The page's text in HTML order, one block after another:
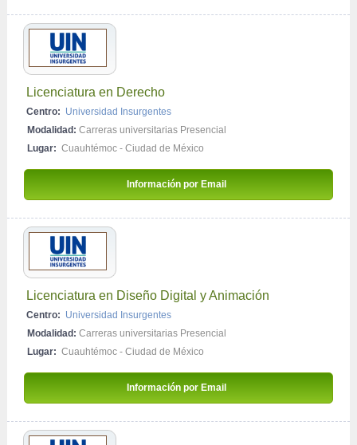
Derecho / Leyes
Física y Química
Habilidades Personales / Desarrollo Personal
Impuestos / Fiscal
Programas Empresariales
Recursos Humanos - RRHH
Criminología y Estudios Forenses
Diseño y Animación
Formación Profesional
Informática e Información
Moda / Diseño
Pseudociencias y Terapias Alternativas
Licenciatura en Derecho
Centro: Universidad Insurgentes
Modalidad: Carreras universitarias Presencial
Lugar: Cuauhtémoc - Ciudad de México
Información por Email
Licenciatura en Diseño Digital y Animación
Centro: Universidad Insurgentes
Modalidad: Carreras universitarias Presencial
Lugar: Cuauhtémoc - Ciudad de México
Información por Email